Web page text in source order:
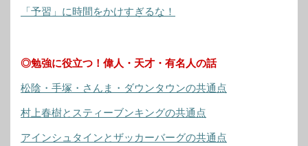
「予習」に時間をかけすぎるな！
◎勉強に役立つ！偉人・天才・有名人の話
松陰・手塚・さんま・ダウンタウンの共通点
村上春樹とスティーブンキングの共通点
アインシュタインとザッカーバーグの共通点